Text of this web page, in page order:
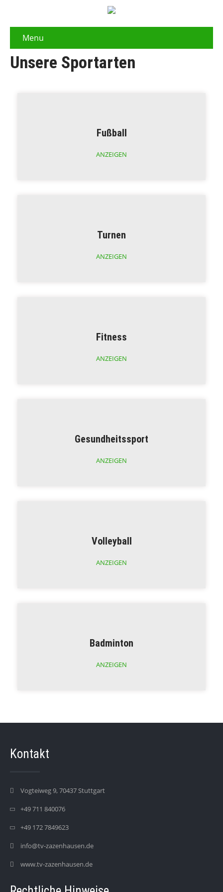
Menu
Unsere Sportarten
Fußball
ANZEIGEN
Turnen
ANZEIGEN
Fitness
ANZEIGEN
Gesundheitssport
ANZEIGEN
Volleyball
ANZEIGEN
Badminton
ANZEIGEN
Kontakt
Vogteiweg 9, 70437 Stuttgart
+49 711 840076
+49 172 7849623
info@tv-zazenhausen.de
www.tv-zazenhausen.de